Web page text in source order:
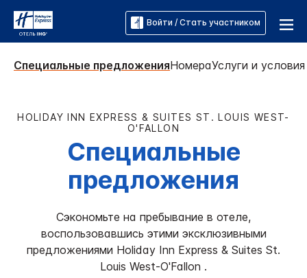
Войти / Стать участником
Специальные предложенияНомераУслуги и
HOLIDAY INN EXPRESS & SUITES ST. LOUIS WEST-
O'FALLON
Специальные
предложения
Сэкономьте на пребывание в отеле,
воспользовавшись этими эксклюзивными
предложениями Holiday Inn Express & Suites St.
Louis West-O'Fallon .